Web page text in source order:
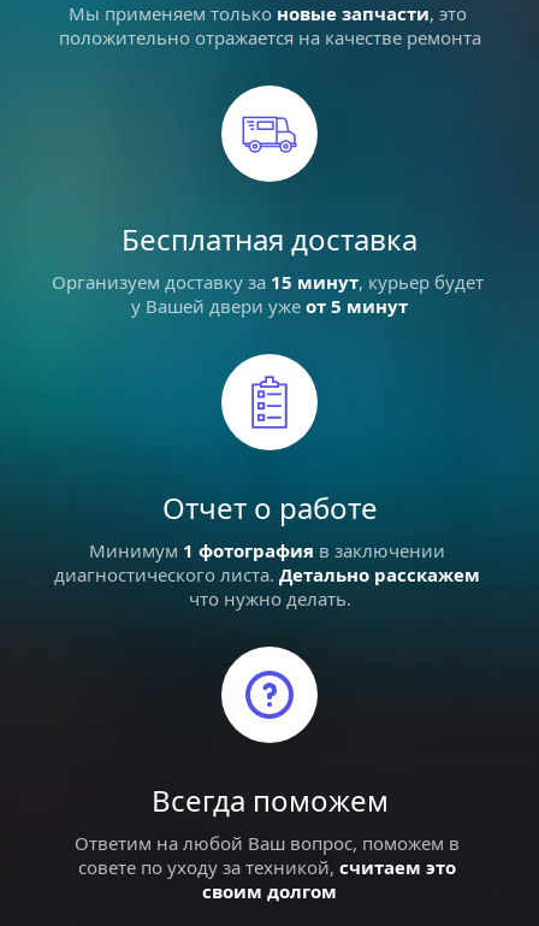
Мы применяем только новые запчасти, это
положительно отражается на качестве ремонта
Бесплатная доставка
Организуем доставку за 15 минут, курьер будет
у Вашей двери уже от 5 минут
Отчет о работе
Минимум 1 фотография в заключении
диагностического листа. Детально расскажем
что нужно делать.
Всегда поможем
Ответим на любой Ваш вопрос, поможем в
совете по уходу за техникой, считаем это
своим долгом